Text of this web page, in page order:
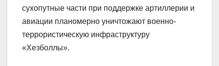
сухопутные части при поддержке артиллерии и
авиации планомерно уничтожают военно-
террористическую инфраструктуру
«Хезболлы».